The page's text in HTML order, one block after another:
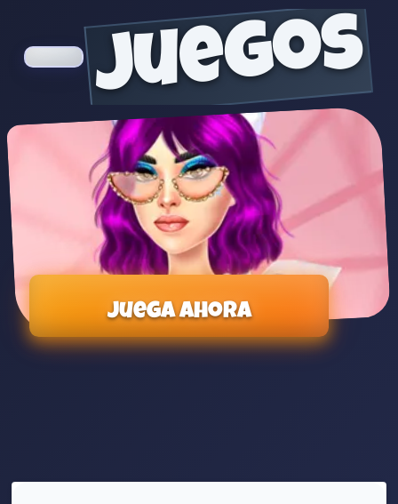
juegos
Juega ahora